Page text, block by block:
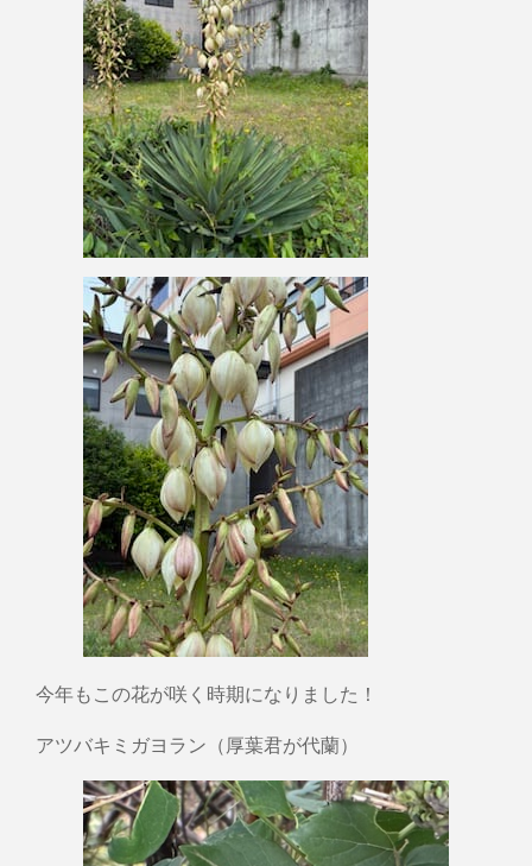
今年もこの花が咲く時期になりました！
アツバキミガヨラン（厚葉君が代蘭）